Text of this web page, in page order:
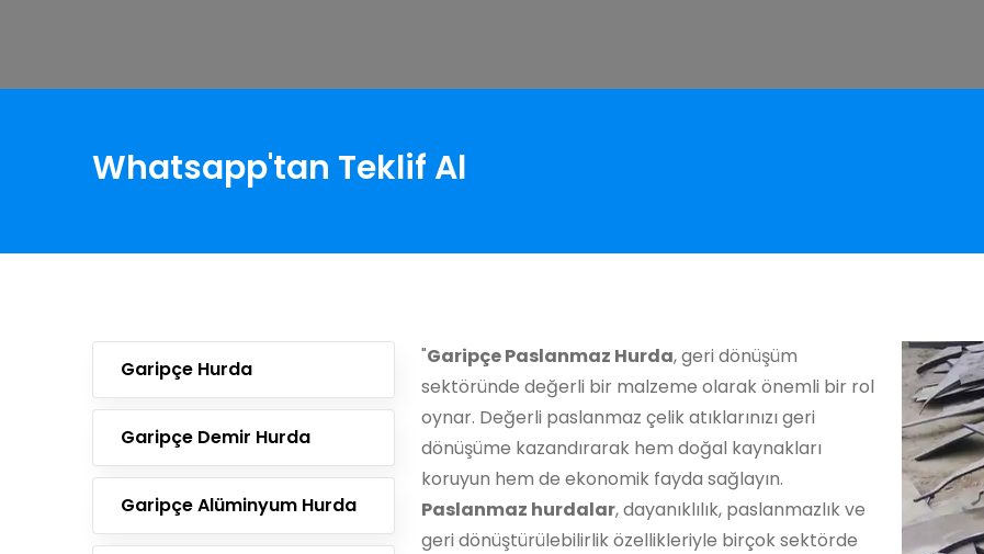
Whatsapp'tan Teklif Al
Garipçe Hurda
Garipçe Demir Hurda
Garipçe Alüminyum Hurda
"Garipçe Paslanmaz Hurda, geri dönüşüm
sektöründe değerli bir malzeme olarak önemli bir rol
oynar. Değerli paslanmaz çelik atıklarınızı geri
dönüşüme kazandırarak hem doğal kaynakları
koruyun hem de ekonomik fayda sağlayın.
Paslanmaz hurdalar, dayanıklılık, paslanmazlık ve
geri dönüştürülebilirlik özellikleriyle birçok sektörde